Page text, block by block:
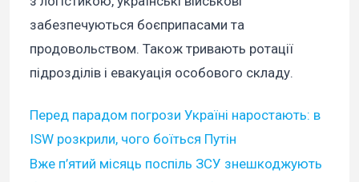
забезпечуються боєприпасами та
продовольством. Також тривають ротації
підрозділів і евакуація особового складу.
Перед парадом погрози Україні наростають: в
ISW розкрили, чого боїться Путін
Вже п’ятий місяць поспіль ЗСУ знешкоджують